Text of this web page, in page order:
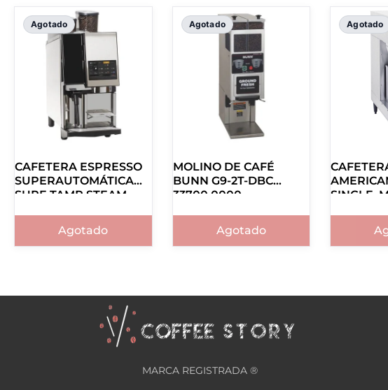
Agotado
CAFETERA ESPRESSO
SUPERAUTOMÁTICA
SURE TAMP STEAM
Agotado
Agotado
MOLINO DE CAFÉ
BUNN G9-2T-DBC
33700.0000
Agotado
Agotado
SINGLE,
MARCA REGISTRADA ®